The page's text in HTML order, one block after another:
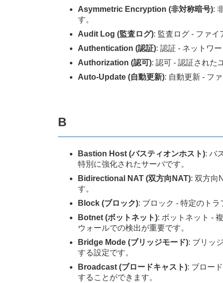
Asymmetric Encryption (非対称暗号):
す。
Audit Log (監査ログ): 監査ログ - ファ
Authentication (認証): 認証 - ネットワ
Authorization (認可): 認可 - 認証された
Auto-Update (自動更新): 自動更新 - フ
B
Bastion Host (バスティオンホスト): バ
特別に強化されたサーバです。
Bidirectional NAT (双方向NAT): 双方向
す。
Block (ブロック): ブロック - 特定のト
Botnet (ボットネット): ボットネット -
ウォールでの検出が重要です。
Bridge Mode (ブリッジモード): ブリッ
する設定です。
Broadcast (ブロードキャスト): ブロー
することができます。